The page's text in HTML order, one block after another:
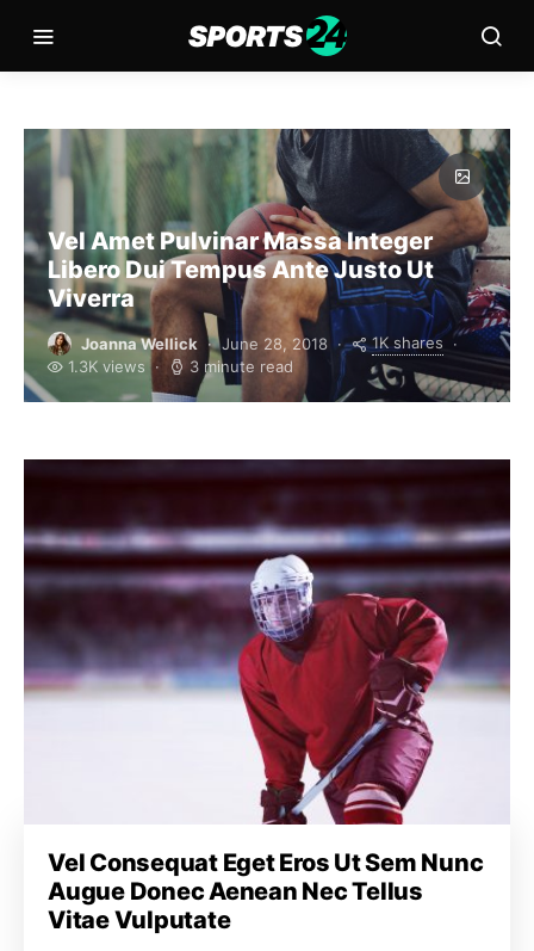
Vel Amet Pulvinar Massa Integer
Libero Dui Tempus Ante Justo Ut
Viverra
Joanna Wellick June 28, 2018
1K shares
1.3K views
3 minute read
Vel Consequat Eget Eros Ut Sem Nunc
Augue Donec Aenean Nec Tellus
Vitae Vulputate